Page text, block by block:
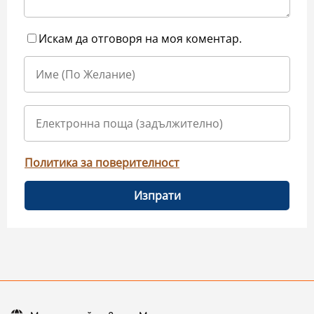
Искам да отговоря на моя коментар.
Политика за поверителност
Изпрати